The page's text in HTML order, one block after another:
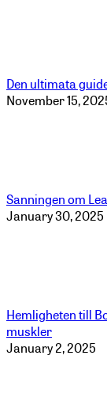
Den ultimata
November 15,
Sanningen om
January 30, 2025
Hemligheten till
muskler
January 2, 2025